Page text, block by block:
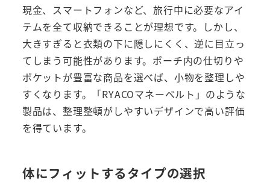
現金、スマートフォンなど、旅行中に必要なアイ
テムを全て収納できることが理想です。しかし、
大きすぎると衣類の下に隠しにくく、逆に目立っ
てしまう可能性があります。ポーチ内の仕切りや
ポケットが豊富な商品を選べば、小物を整理しや
すくなります。「RYACOマネーベルト」のような
製品は、整理整頓がしやすいデザインで高い評価
を得ています。
体にフィットするタイプの選択